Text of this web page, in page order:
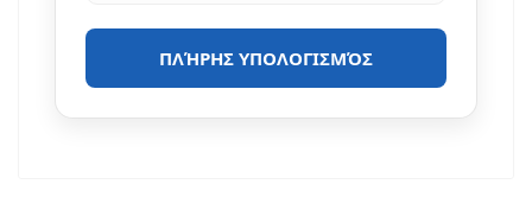
ΠΛΉΡΗΣ ΥΠΟΛΟΓΙΣΜΌΣ